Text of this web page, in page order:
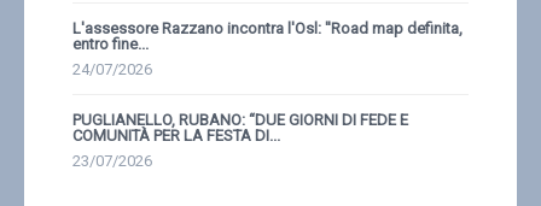
L'assessore Razzano incontra l'Osl: ''Road map definita,
entro fine...
24/07/2026
PUGLIANELLO, RUBANO: “DUE GIORNI DI FEDE E
COMUNITÀ PER LA FESTA DI...
23/07/2026